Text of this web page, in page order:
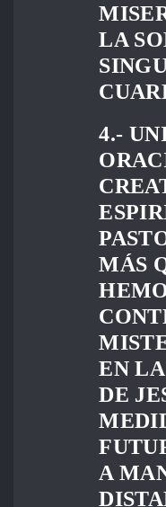
LA
4.-
MÁS
EN
DE
A